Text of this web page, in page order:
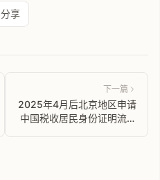
分享
下一篇
2025年4月后北京地区申请
中国税收居民身份证明流程